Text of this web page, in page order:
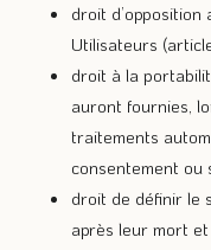
droit
Utilisateurs
droit à la
auront fournies,
traitements
consentement ou
droit de définir le
après leur mort